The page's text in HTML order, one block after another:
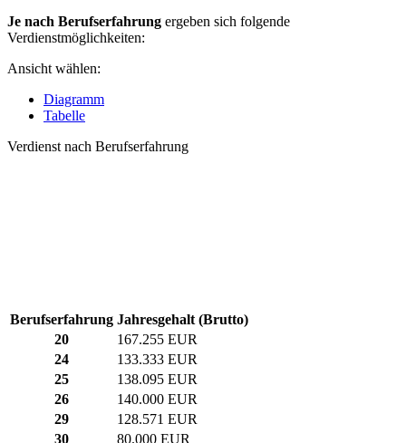
Je nach Berufserfahrung ergeben sich folgende
Verdienstmöglichkeiten:
Ansicht wählen:
Diagramm
Tabelle
Verdienst nach Berufserfahrung
Berufserfahrung Jahresgehalt (Brutto)
20
167.255 EUR
24
133.333 EUR
25
138.095 EUR
26
140.000 EUR
29
128.571 EUR
30
80.000 EUR